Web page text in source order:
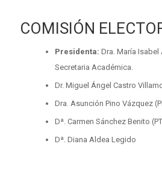
COMISIÓN
Presidenta: Dra. María Isabel
Secretaria Académica.
Dr. Miguel Ángel Castro
Dra. Asunción Pino Vázquez
Dª. Carmen Sánchez Benito
Dª. Diana Aldea Legido